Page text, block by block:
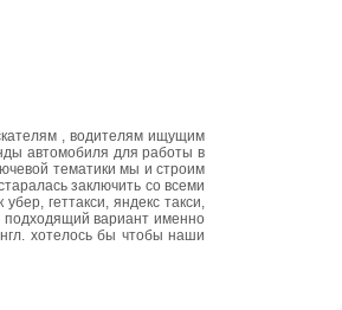
, водителям ищущим
автомобиля для работы в
тематики мы и строим
заключить со всеми
геттакси, яндекс такси,
подходящий вариант именно
хотелось бы чтобы наши